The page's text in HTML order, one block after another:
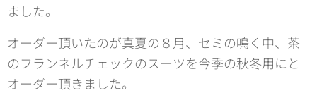
ました。
オーダー頂いたのが真夏の８月、セミの鳴く中、茶
のフランネルチェックのスーツを今季の秋冬用にと
オーダー頂きました。